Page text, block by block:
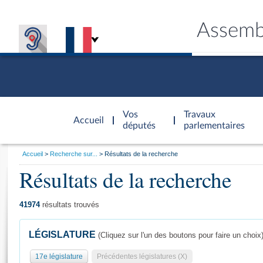
Accueil
d'accueil
Vos
députés
Travaux
parlementaires
Général
Vous
Accueil Recherche sur... Résultats de la recherche
Résultats de la recherche
41974résultats trouvés
LÉGISLATURE (Cliquez sur l'un des boutons pour faire un choix)
17e législature Précédentes législatures (X)